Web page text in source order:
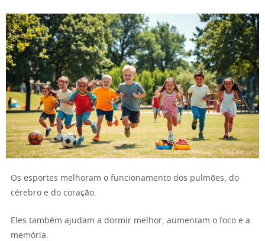
Os esportes melhoram o funcionamento dos pulmões, do
cérebro e do coração.
Eles também ajudam a dormir melhor, aumentam o foco e a
memória.